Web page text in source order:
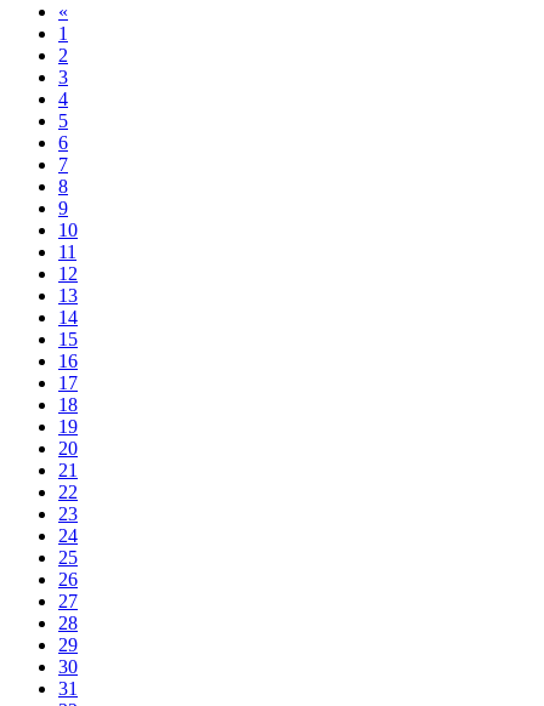
«
1
2
3
4
5
6
7
8
9
10
11
12
13
14
15
16
17
18
19
20
21
22
23
24
25
26
27
28
29
30
31